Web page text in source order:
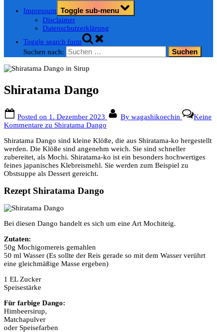
Impressum Toggle sub-menu
Disclaimer
Datenschutzerklärung
Toggle search form
Suchen nach:
Shiratama Dango
Posted on 1. Dezember 2023 By wagashikoechin
Keine
Kommentare zu Shiratama Dango
Shiratama Dango sind kleine Klöße, die aus Shiratama-ko hergestellt
werden. Die Klöße sind angenehm weich. Sie sind schneller
zubereitet, als Mochi. Shiratama-ko ist ein besonders hochwertiges
feines japanisches Klebreismehl. Sie werden zum Beispiel zu
Obstsuppe als Dessert gereicht.
Rezept Shiratama Dango
Bei diesen Dango handelt es sich um eine Art Mochiteig.
Zutaten:
50g Mochigomereis gemahlen
50 ml Wasser (Es sollte der Reis gerade so mit dem Wasser verührt
eine gleichmäßige Masse ergeben)
1 EL Zucker
Speisestärke
Für farbige Dango:
Himbeersirup,
Matchapulver
oder Speisefarben